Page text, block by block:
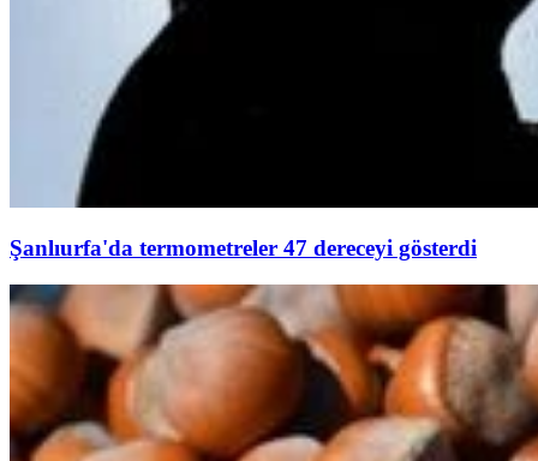
Şanlıurfa'da termometreler 47 dereceyi gösterdi